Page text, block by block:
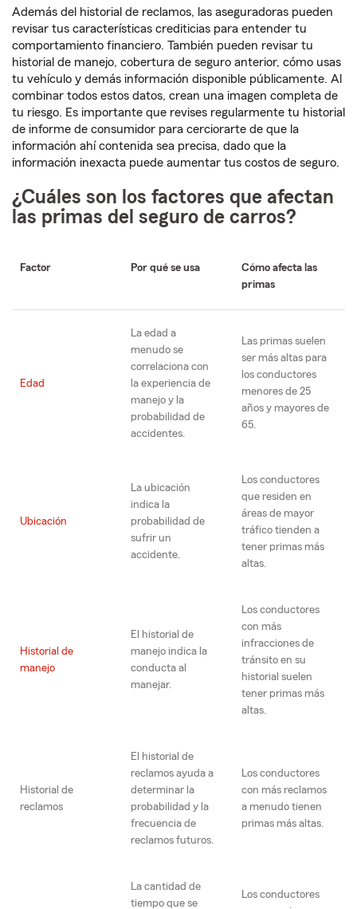
Además del historial de reclamos, las aseguradoras pueden
revisar tus características crediticias para entender tu
comportamiento financiero. También pueden revisar tu
historial de manejo, cobertura de seguro anterior, cómo usas
tu vehículo y demás información disponible públicamente. Al
combinar todos estos datos, crean una imagen completa de
tu riesgo. Es importante que revises regularmente tu historial
de informe de consumidor para cerciorarte de que la
información ahí contenida sea precisa, dado que la
información inexacta puede aumentar tus costos de seguro.
¿Cuáles son los factores que afectan
las primas del seguro de carros?
Factor Por qué se usa
Cómo afecta las
primas
Edad
La edad a
menudo se
correlaciona con
la experiencia de
manejo y la
probabilidad de
accidentes.
Las primas suelen
ser más altas para
los conductores
menores de 25
años y mayores de
65.
Ubicación
La ubicación
indica la
probabilidad de
sufrir un
accidente.
Los conductores
que residen en
áreas de mayor
tráfico tienden a
tener primas más
altas.
Historial de
manejo
El historial de
manejo indica la
conducta al
manejar.
Los conductores
con más
infracciones de
tránsito en su
historial suelen
tener primas más
altas.
Historial de
reclamos
El historial de
reclamos ayuda a
determinar la
probabilidad y la
frecuencia de
reclamos futuros.
Los conductores
con más reclamos
a menudo tienen
primas más altas.
La cantidad de
tiempo que se
Los conductores